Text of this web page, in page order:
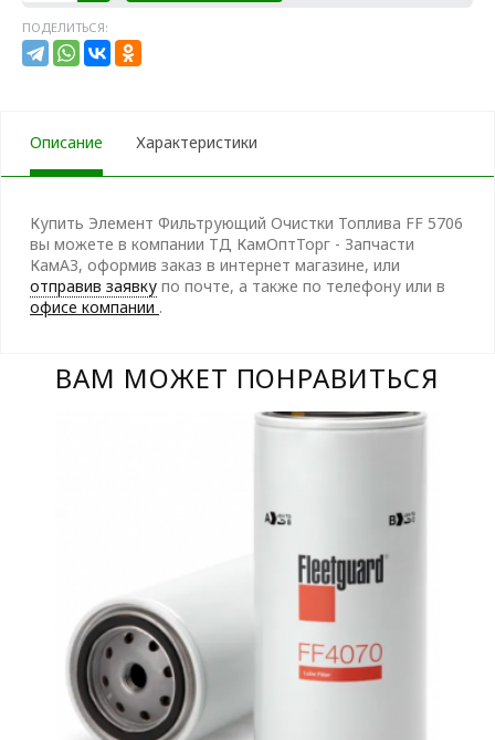
ПОДЕЛИТЬСЯ:
Описание Характеристики
Купить Элемент Фильтрующий Очистки Топлива FF 5706
вы можете в компании ТД КамОптТорг - Запчасти
КамАЗ, оформив заказ в интернет магазине, или
отправив заявку по почте, а также по телефону или в
офисе компании .
ВАМ МОЖЕТ ПОНРАВИТЬСЯ